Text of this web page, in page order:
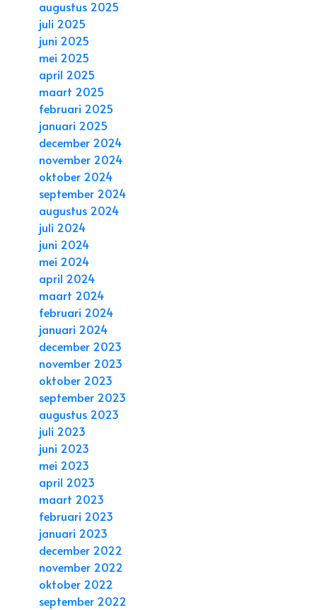
augustus 2025
juli 2025
juni 2025
mei 2025
april 2025
maart 2025
februari 2025
januari 2025
december 2024
november 2024
oktober 2024
september 2024
augustus 2024
juli 2024
juni 2024
mei 2024
april 2024
maart 2024
februari 2024
januari 2024
december 2023
november 2023
oktober 2023
september 2023
augustus 2023
juli 2023
juni 2023
mei 2023
april 2023
maart 2023
februari 2023
januari 2023
december 2022
november 2022
oktober 2022
september 2022